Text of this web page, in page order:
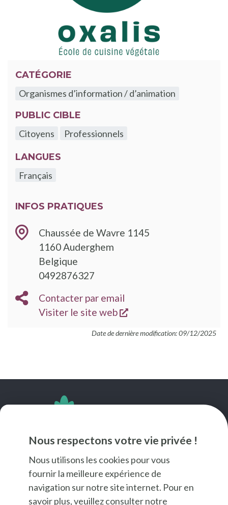
Nous respectons votre vie privée !
Nous utilisons les cookies pour vous
fournir la meilleure expérience de
navigation sur notre site internet. Pour en
savoir plus, veuillez consulter notre
CATÉGORIE
Organismes d’information / d’animation
PUBLIC CIBLE
Citoyens
Professionnels
LANGUES
Français
INFOS PRATIQUES
Chaussée de Wavre 1145
1160Auderghem
Belgique
TÉLÉPHONE
0492876327
EMAIL
Contacter par email
SITE
Visiter le site web s'ouvre dans une
Date de dernière modification: 09/12/2025